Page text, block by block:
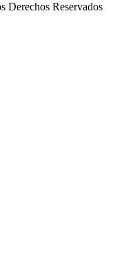
Derechos Reservados